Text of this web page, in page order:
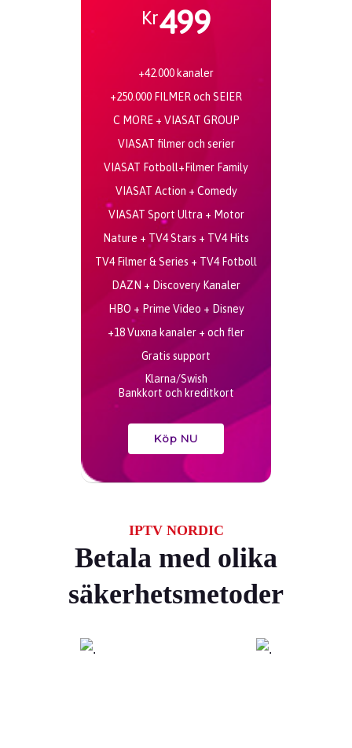
Kr499
+42.000 kanaler
+250.000 FILMER och SEIER
C MORE + VIASAT GROUP
VIASAT filmer och serier
VIASAT Fotboll+Filmer Family
VIASAT Action + Comedy
VIASAT Sport Ultra + Motor
Nature + TV4 Stars + TV4 Hits
TV4 Filmer & Series + TV4 Fotboll
DAZN + Discovery Kanaler
HBO + Prime Video + Disney
+18 Vuxna kanaler + och fler
Gratis support
Klarna/Swish
Bankkort och kreditkort
Köp NU
IPTV NORDIC
Betala med olika
säkerhetsmetoder